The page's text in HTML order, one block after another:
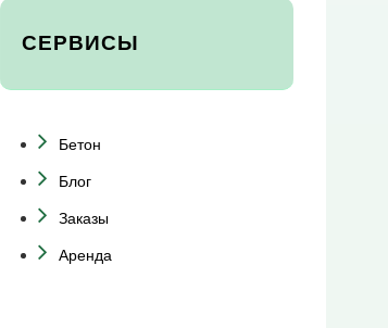
СЕРВИСЫ
Бетон
Блог
Заказы
Аренда